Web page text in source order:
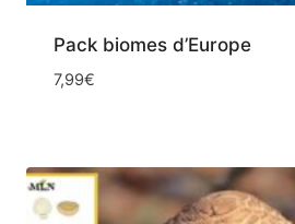
Pack biomes d’Europe
7,99€